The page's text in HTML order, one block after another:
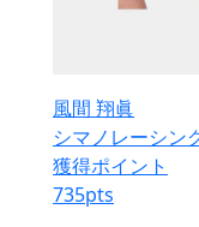
風間 翔眞
シマノレーシン
獲得ポイント
735pts